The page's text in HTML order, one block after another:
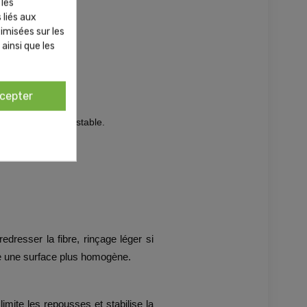
surface plus stable.
la fibre, rinçage léger si
surface plus homogène.
les repousses et stabilise la
aux
sur les
que les